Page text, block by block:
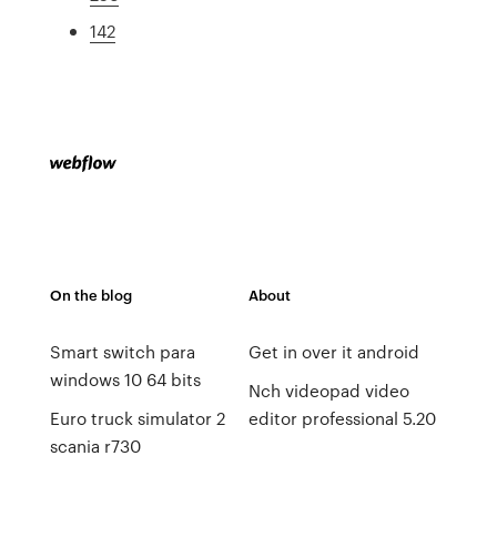
142
On the blog
Smart switch para
windows 10 64 bits
Euro truck simulator 2
scania r730
About
Get in over it android
Nch videopad video
editor professional 5.20